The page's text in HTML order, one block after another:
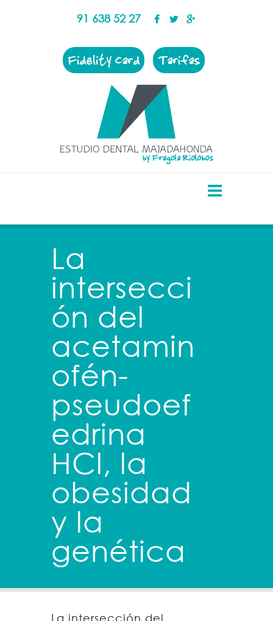
91 638 52 27
Fidelity Card Tarifas
La
intersecci
ón del
acetamin
ofén-
pseudoef
edrina
HCl, la
obesidad
y la
genética
La intersección del